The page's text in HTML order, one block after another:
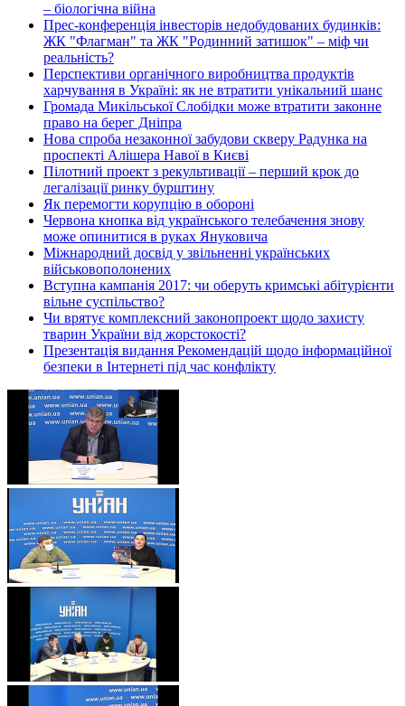
– біологічна війна
Прес-конференція інвесторів недобудованих будинків:
ЖК "Флагман" та ЖК "Родинний затишок" – міф чи
реальність?
Перспективи органічного виробництва продуктів
харчування в Україні: як не втратити унікальний шанс
Громада Микільської Слобідки може втратити законне
право на берег Дніпра
Нова спроба незаконної забудови скверу Радунка на
проспекті Алішера Навої в Києві
Пілотний проект з рекультивації – перший крок до
легалізації ринку бурштину
Як перемогти корупцію в обороні
Червона кнопка від українського телебачення знову
може опинитися в руках Януковича
Міжнародний досвід у звільненні українських
військовополонених
Вступна кампанія 2017: чи оберуть кримські абітурієнти
вільне суспільство?
Чи врятує комплексний законопроект щодо захисту
тварин України від жорстокості?
Презентація видання Рекомендацій щодо інформаційної
безпеки в Інтернеті під час конфлікту